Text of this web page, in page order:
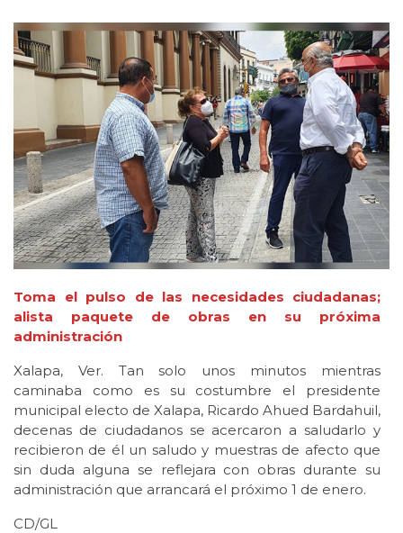
Toma el pulso de las necesidades ciudadanas;
alista paquete de obras en su próxima
administración
Xalapa, Ver. Tan solo unos minutos mientras
caminaba como es su costumbre el presidente
municipal electo de Xalapa, Ricardo Ahued Bardahuil,
decenas de ciudadanos se acercaron a saludarlo y
recibieron de él un saludo y muestras de afecto que
sin duda alguna se reflejara con obras durante su
administración que arrancará el próximo 1 de enero.
CD/GL